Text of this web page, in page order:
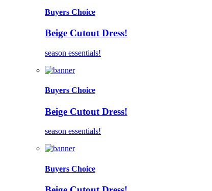
Buyers Choice
Beige Cutout Dress!
season essentials!
Buyers Choice
Beige Cutout Dress!
season essentials!
Buyers Choice